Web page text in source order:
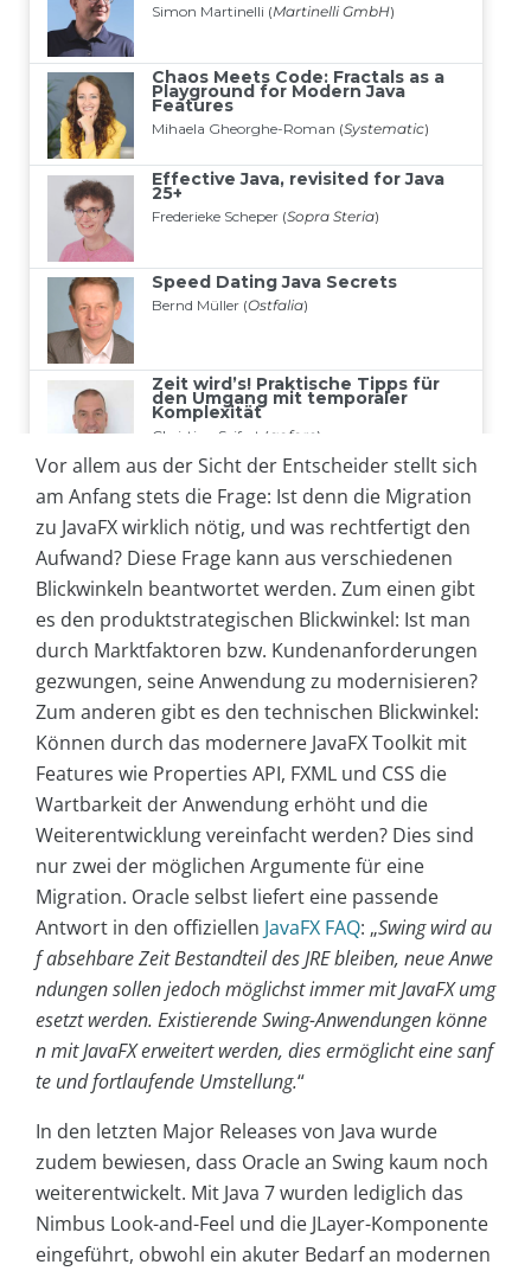
Vor allem aus der Sicht der Entscheider stellt sich
am Anfang stets die Frage: Ist denn die Migration
zu JavaFX wirklich nötig, und was rechtfertigt den
Aufwand? Diese Frage kann aus verschiedenen
Blickwinkeln beantwortet werden. Zum einen gibt
es den produktstrategischen Blickwinkel: Ist man
durch Marktfaktoren bzw. Kundenanforderungen
gezwungen, seine Anwendung zu modernisieren?
Zum anderen gibt es den technischen Blickwinkel:
Können durch das modernere JavaFX Toolkit mit
Features wie Properties API, FXML und CSS die
Wartbarkeit der Anwendung erhöht und die
Weiterentwicklung vereinfacht werden? Dies sind
nur zwei der möglichen Argumente für eine
Migration. Oracle selbst liefert eine passende
Antwort in den offiziellen JavaFX FAQ: „Swing wird au
f absehbare Zeit Bestandteil des JRE bleiben, neue Anwe
ndungen sollen jedoch möglichst immer mit JavaFX umg
esetzt werden. Existierende Swing-Anwendungen könne
n mit JavaFX erweitert werden, dies ermöglicht eine sanf
te und fortlaufende Umstellung.“
In den letzten Major Releases von Java wurde
zudem bewiesen, dass Oracle an Swing kaum noch
weiterentwickelt. Mit Java 7 wurden lediglich das
Nimbus Look-and-Feel und die JLayer-Komponente
eingeführt, obwohl ein akuter Bedarf an modernen